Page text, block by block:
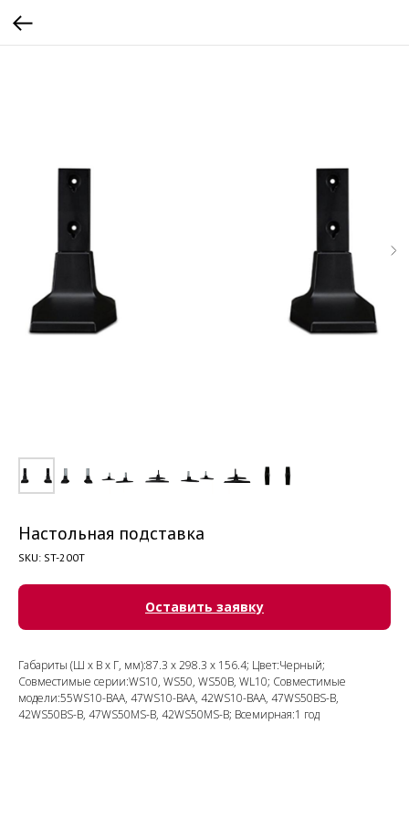
Настольная подставка
SKU: ST-200T
Оставить заявку
Габариты (Ш x В x Г, мм):87.3 x 298.3 x 156.4; Цвет:Черный;
Совместимые серии:WS10, WS50, WS50B, WL10; Совместимые
модели:55WS10-BAA, 47WS10-BAA, 42WS10-BAA, 47WS50BS-B,
42WS50BS-B, 47WS50MS-B, 42WS50MS-B; Всемирная:1 год